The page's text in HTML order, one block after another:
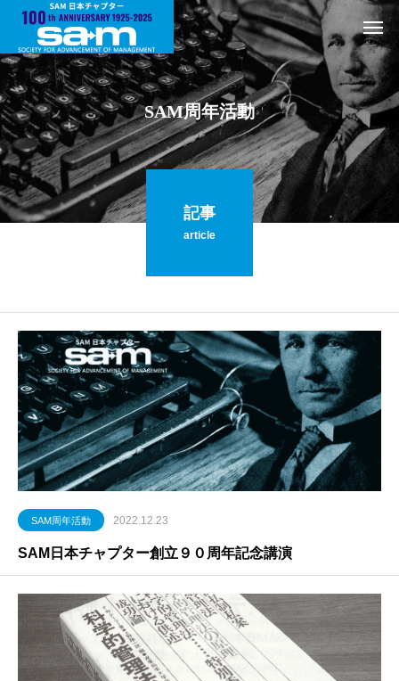
SAM周年活動
記事
article
SAM周年活動 2022.12.23
SAM日本チャプター創立９０周年記念講演